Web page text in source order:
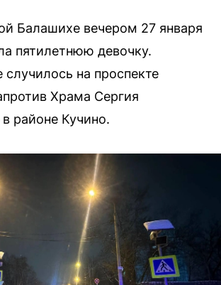
Балашихе вечером 27 января
пятилетнюю девочку.
на проспекте
Храма Сергия
районе Кучино.